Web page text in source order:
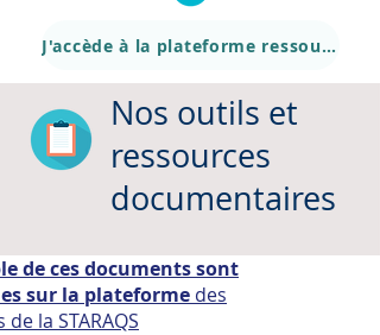
J'accède à la plateforme ressource
Nos outils et
ressources
documentaires
de ces documents sont
sur la plateforme des
la STARAQS